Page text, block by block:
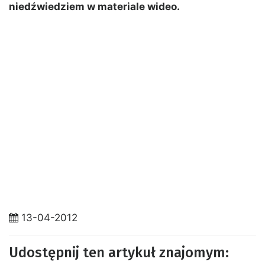
niedźwiedziem w materiale wideo.
13-04-2012
Udostępnij ten artykuł znajomym: